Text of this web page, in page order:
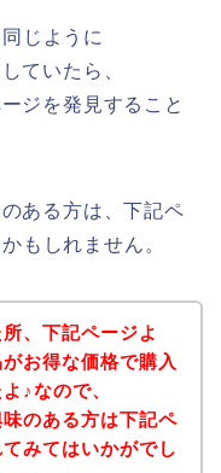
じように
ていたら、
ジを発見すること
ある方は、下記ペ
もしれません。
、下記ページよ
お得な価格で購入
♪なので、
のある方は下記ペ
みてはいかがでし